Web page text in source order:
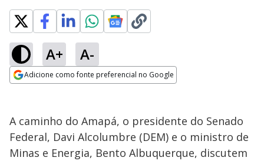
A+ A-
Adicione como fonte preferencial no Google
A caminho do Amapá, o presidente do Senado
Federal, Davi Alcolumbre (DEM) e o ministro de
Minas e Energia, Bento Albuquerque, discutem